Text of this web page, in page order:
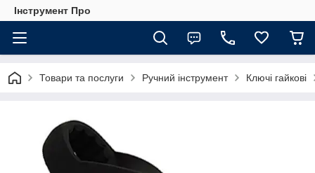
Інструмент Про
Товари та послуги Ручний інструмент Ключі гайкові